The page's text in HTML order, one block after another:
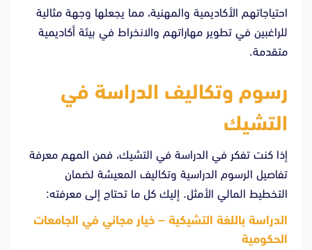
احتياجاتهم الأكاديمية والمهنية، مما يجعلها وجهة مثالية
للراغبين في تطوير مهاراتهم والانخراط في بيئة أكاديمية
متقدمة.
رسوم وتكاليف الدراسة في
التشيك
إذا كنت تفكر في الدراسة في التشيك، فمن المهم معرفة
تفاصيل الرسوم الدراسية وتكاليف المعيشة لضمان
التخطيط المالي الأمثل. إليك كل ما تحتاج إلى معرفته:
الدراسة باللغة التشيكية – خيار مجاني في الجامعات
الحكومية